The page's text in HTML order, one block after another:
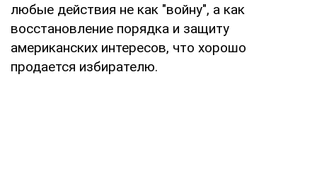
любые действия не как "войну", а как
восстановление порядка и защиту
американских интересов, что хорошо
продается избирателю.